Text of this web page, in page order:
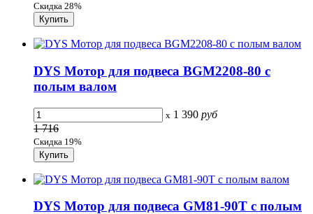
Скидка 28%
DYS Мотор для подвеса BGM2208-80 с
полым валом
x 1 390 руб
1 716
Скидка 19%
DYS Мотор для подвеса GM81-90T с полым